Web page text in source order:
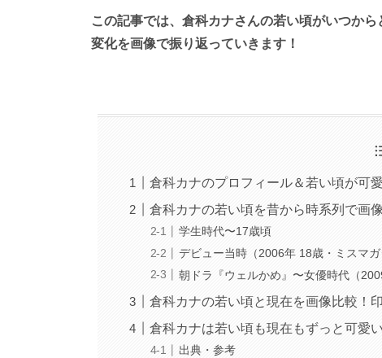
この記事では、倉科カナさんの若い頃がいつか
変化を画像で振り返っていきます！
倉科カナのプロフィール＆若い頃が可
倉科カナの若い頃を昔から時系列で画像
学生時代〜17歳頃
デビュー当時（2006年 18歳・ミスマガ
朝ドラ『ウェルかめ』〜女優時代（
倉科カナの若い頃と現在を画像比較！
倉科カナは若い頃も現在もずっと可愛い
出典・参考